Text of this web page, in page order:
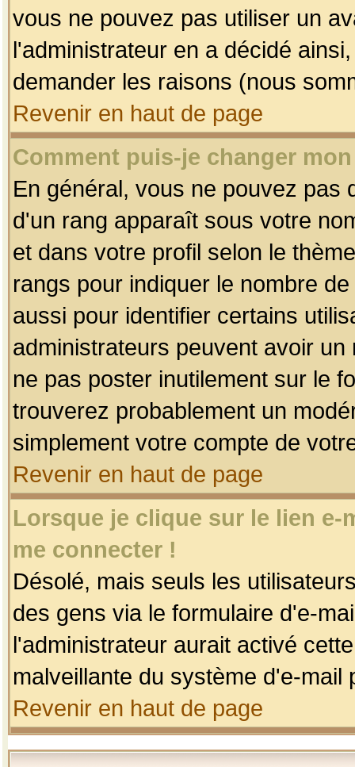
vous ne pouvez pas utiliser un
l'administrateur en a décidé
demander les raisons (nous
Revenir en haut de page
Comment puis-je changer
En général, vous ne pouvez pas
d'un rang apparaît sous votre
et dans votre profil selon le
rangs pour indiquer le nombre
aussi pour identifier certains
administrateurs peuvent avoir
ne pas poster inutilement sur le
trouverez probablement un
simplement votre compte de
Revenir en haut de page
Lorsque je clique sur le lien
me connecter !
Désolé, mais seuls les
des gens via le formulaire d'e-
l'administrateur aurait activé
malveillante du système d'e-
Revenir en haut de page